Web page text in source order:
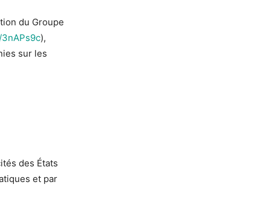
du Groupe
3nAPs9c),
sur les
des États
et par